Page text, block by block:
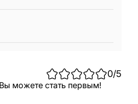
0/5
можете стать первым!